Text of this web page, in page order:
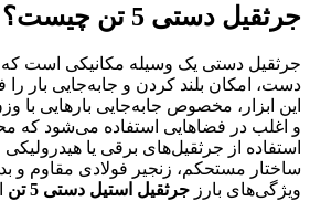
جرثقیل دستی 5 تن چیست؟
جرثقیل دستی یک وسیله مکانیکی است که
این ابزار، مخصوص جابه‌جایی بارهایی با
و اغلب در فضاهایی استفاده می‌شود که
استفاده از جرثقیل‌های برقی یا
ساختار مستحکم، زنجیر فولادی مقاوم و
ویژگی‌های بارز جرثقیل استیل دستی 5 تن